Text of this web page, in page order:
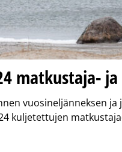
matkustaja-
vuosineljänneksen ja
kuljetettujen